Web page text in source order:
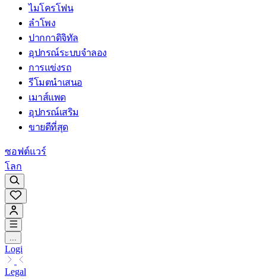
ไมโครโฟน
ลำโพง
ปากกาดิจิทัล
อุปกรณ์ระบบจำลอง
การแข่งรถ
รีโมตนำเสนอ
เมาส์แพด
อุปกรณ์เสริม
ขายดีที่สุด
ซอฟต์แวร์
โลก
Logi
Legal